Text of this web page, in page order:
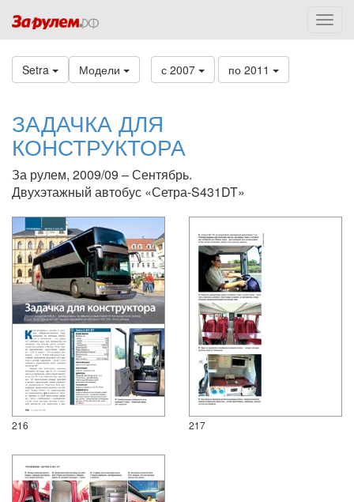
Setra Модели с 2007 по 2011
ЗАДАЧКА ДЛЯ
КОНСТРУКТОРА
За рулем, 2009/09 – Сентябрь.
Двухэтажный автобус «Сетра-S431DT»
216 217